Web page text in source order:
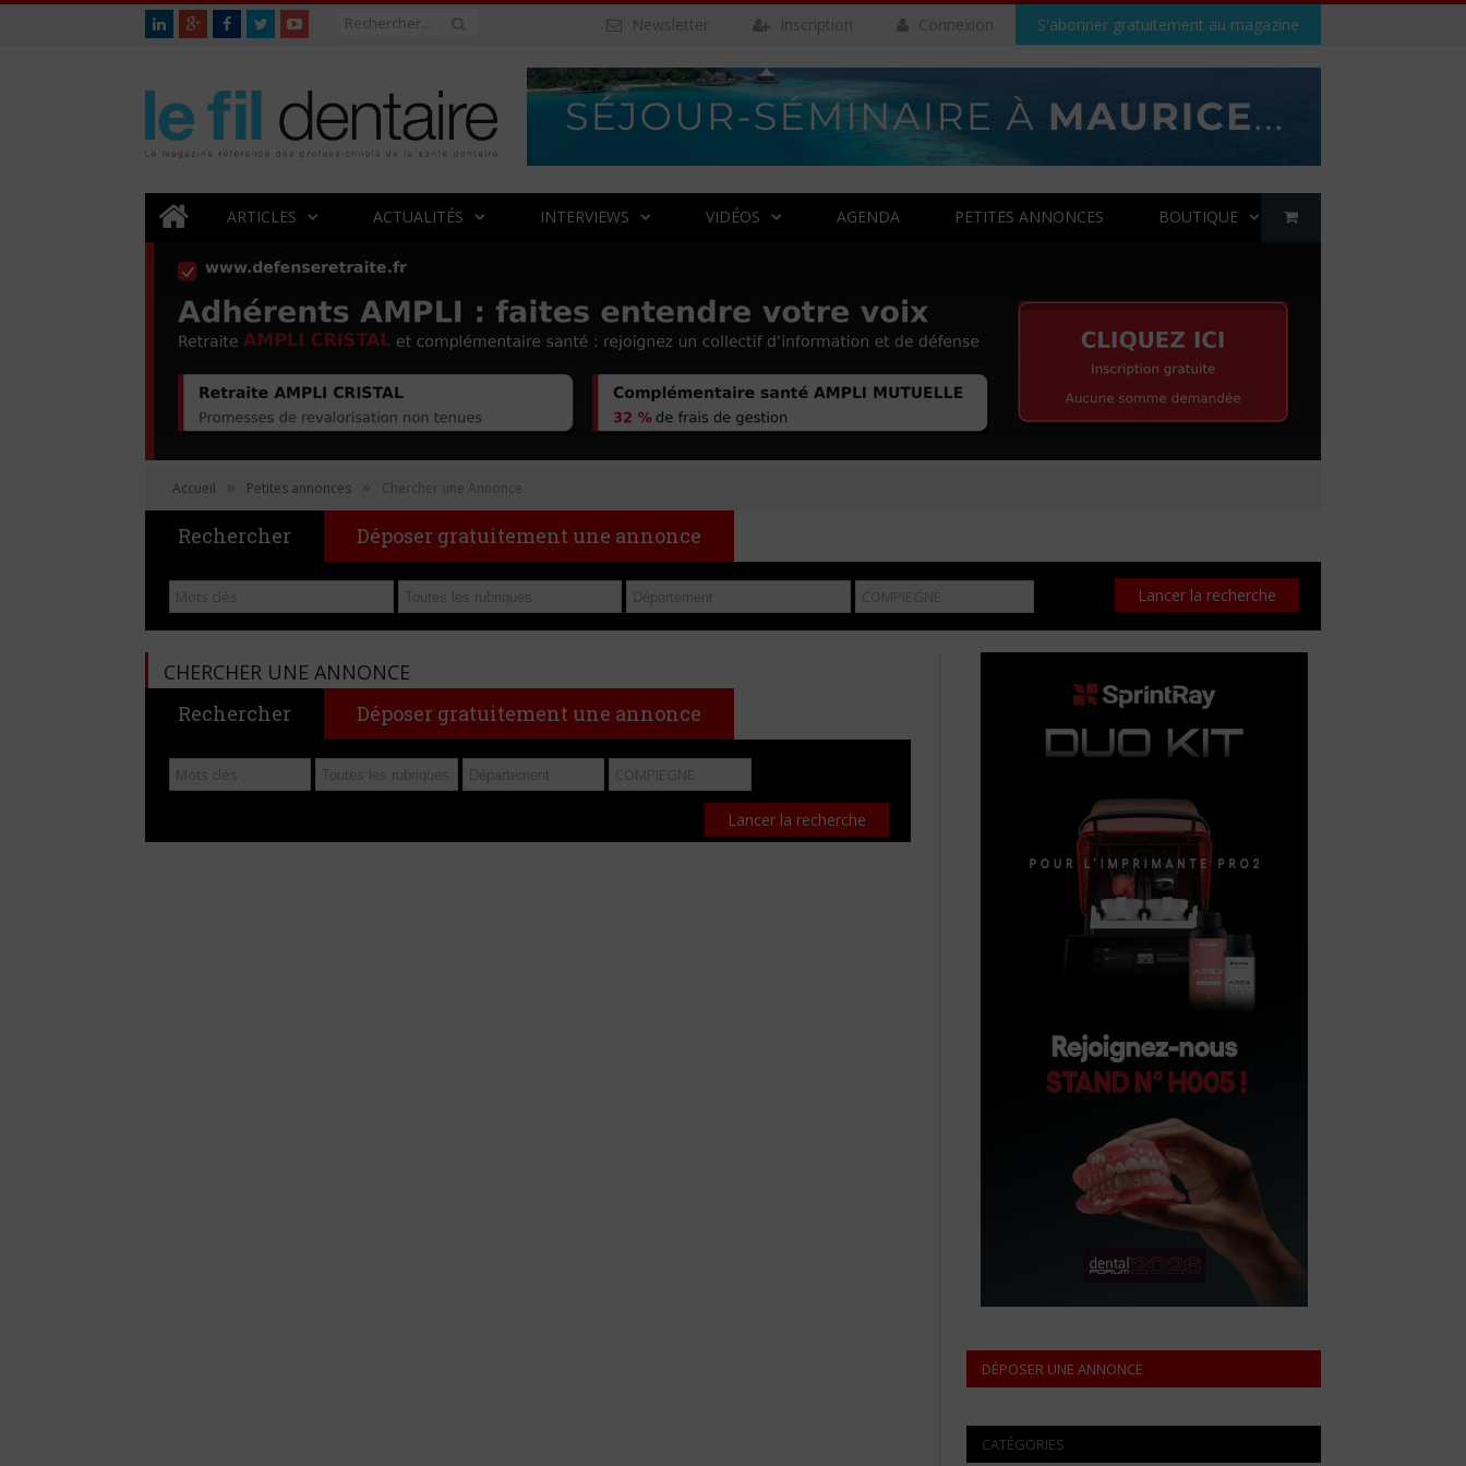
S'abonner gratuitement au magazine
Connexion
Inscription
Newsletter
ARTICLES ACTUALITÉS INTERVIEWS VIDÉOS AGENDA PETITES ANNONCES BOUTIQUE
Accueil » Petites annonces » Chercher une Annonce
Rechercher Déposer gratuitement une annonce
CHERCHER UNE ANNONCE
Rechercher
Déposer gratuitement une annonce
DÉPOSER UNE ANNONCE
CATÉGORIES